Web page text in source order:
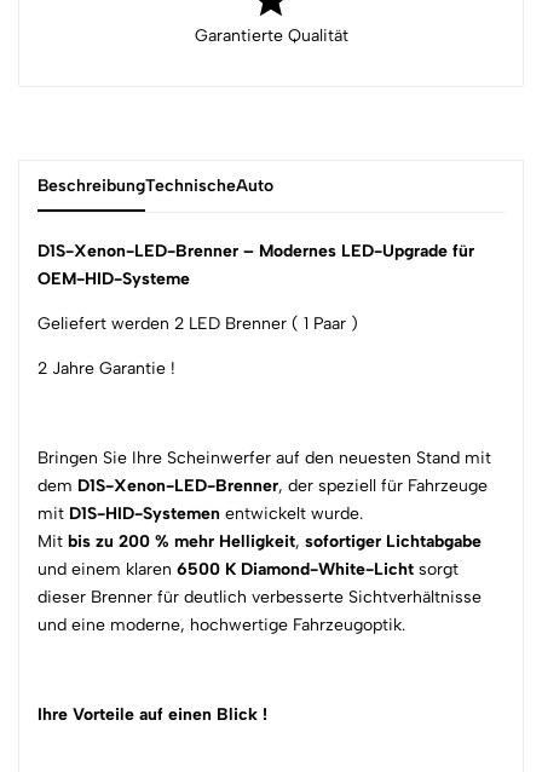
Garantierte Qualität
BeschreibungTechnischeAuto
D1S-Xenon-LED-Brenner – Modernes LED-Upgrade für
OEM-HID-Systeme
Geliefert werden 2 LED Brenner ( 1 Paar )
2 Jahre Garantie !
Bringen Sie Ihre Scheinwerfer auf den neuesten Stand mit
dem D1S-Xenon-LED-Brenner, der speziell für Fahrzeuge
mit D1S-HID-Systemen entwickelt wurde.
Mit bis zu 200 % mehr Helligkeit, sofortiger Lichtabgabe
und einem klaren 6500 K Diamond-White-Licht sorgt
dieser Brenner für deutlich verbesserte Sichtverhältnisse
und eine moderne, hochwertige Fahrzeugoptik.
Ihre Vorteile auf einen Blick !